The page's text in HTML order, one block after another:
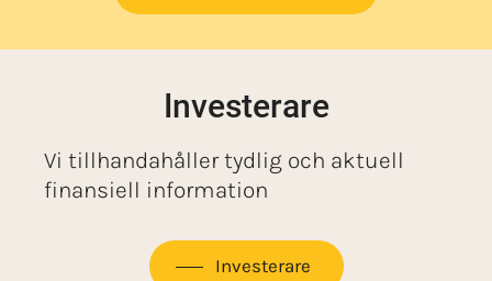
Investerare
Vi tillhandahåller tydlig och aktuell
finansiell information
Investerare